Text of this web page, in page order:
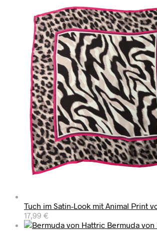
Tuch im Satin-Look mit Animal Print
17,99 €
Bermuda von